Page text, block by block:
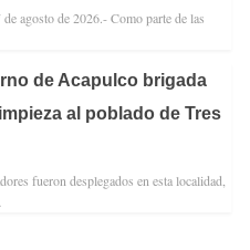
agosto de 2026.- Como parte de las
de Acapulco brigada
al poblado de Tres
fueron desplegados en esta localidad,